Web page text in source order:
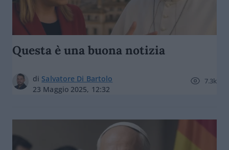
Questa è una buona notizia
di Salvatore Di Bartolo
23 Maggio 2025, 12:32
7.3k